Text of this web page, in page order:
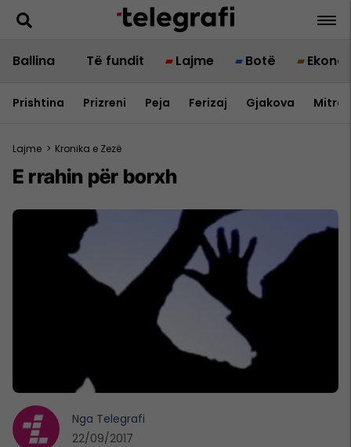
Ballina Të fundit Lajme Botë
Prishtina Prizreni Peja Ferizaj Gjakova
Lajme > Kronika e Zezë
E rrahin për borxh
Nga Telegrafi
22/09/2017